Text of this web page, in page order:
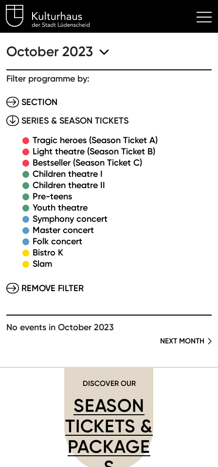
Kulturhaus Lüdenscheid
October 2023
Filter programme by:
SECTION
SERIES & SEASON TICKETS
Tragic heroes (Season Ticket A)
Light theatre (Season Ticket B)
Bestseller (Season Ticket C)
Children theatre I
Children theatre II
Pre-teens
Youth theatre
Symphony concert
Master concert
Folk concert
Bistro K
Slam
REMOVE FILTER
No events in October 2023
NEXT MONTH
DISCOVER OUR
SEASON
TICKETS &
PACKAGE